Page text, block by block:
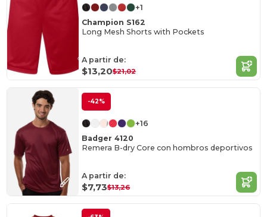
+1
Champion S162
Long Mesh Shorts with Pockets
A partir de:
$13,20$21,02
-42%
+16
Badger 4120
Remera B-dry Core con hombros deportivos
A partir de:
$7,73$13,26